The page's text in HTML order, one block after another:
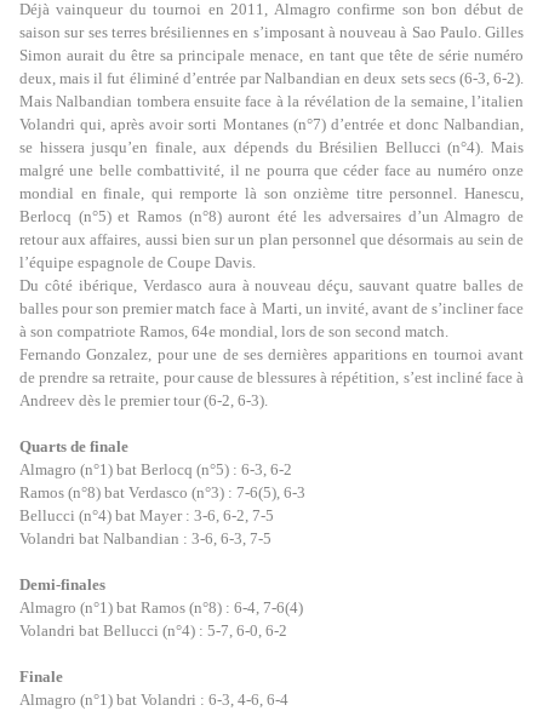
Déjà vainqueur du tournoi en 2011, Almagro confirme son bon début de
saison sur ses terres brésiliennes en s’imposant à nouveau à Sao Paulo. Gilles
Simon aurait du être sa principale menace, en tant que tête de série numéro
deux, mais il fut éliminé d’entrée par Nalbandian en deux sets secs (6-3, 6-2).
Mais Nalbandian tombera ensuite face à la révélation de la semaine, l’italien
Volandri qui, après avoir sorti Montanes (n°7) d’entrée et donc Nalbandian,
se hissera jusqu’en finale, aux dépends du Brésilien Bellucci (n°4). Mais
malgré une belle combattivité, il ne pourra que céder face au numéro onze
mondial en finale, qui remporte là son onzième titre personnel. Hanescu,
Berlocq (n°5) et Ramos (n°8) auront été les adversaires d’un Almagro de
retour aux affaires, aussi bien sur un plan personnel que désormais au sein de
l’équipe espagnole de Coupe Davis.
Du côté ibérique, Verdasco aura à nouveau déçu, sauvant quatre balles de
balles pour son premier match face à Marti, un invité, avant de s’incliner face
à son compatriote Ramos, 64e mondial, lors de son second match.
Fernando Gonzalez, pour une de ses dernières apparitions en tournoi avant
de prendre sa retraite, pour cause de blessures à répétition, s’est incliné face à
Andreev dès le premier tour (6-2, 6-3).
Quarts de finale
Almagro (n°1) bat Berlocq (n°5) : 6-3, 6-2
Ramos (n°8) bat Verdasco (n°3) : 7-6(5), 6-3
Bellucci (n°4) bat Mayer : 3-6, 6-2, 7-5
Volandri bat Nalbandian : 3-6, 6-3, 7-5
Demi-finales
Almagro (n°1) bat Ramos (n°8) : 6-4, 7-6(4)
Volandri bat Bellucci (n°4) : 5-7, 6-0, 6-2
Finale
Almagro (n°1) bat Volandri : 6-3, 4-6, 6-4